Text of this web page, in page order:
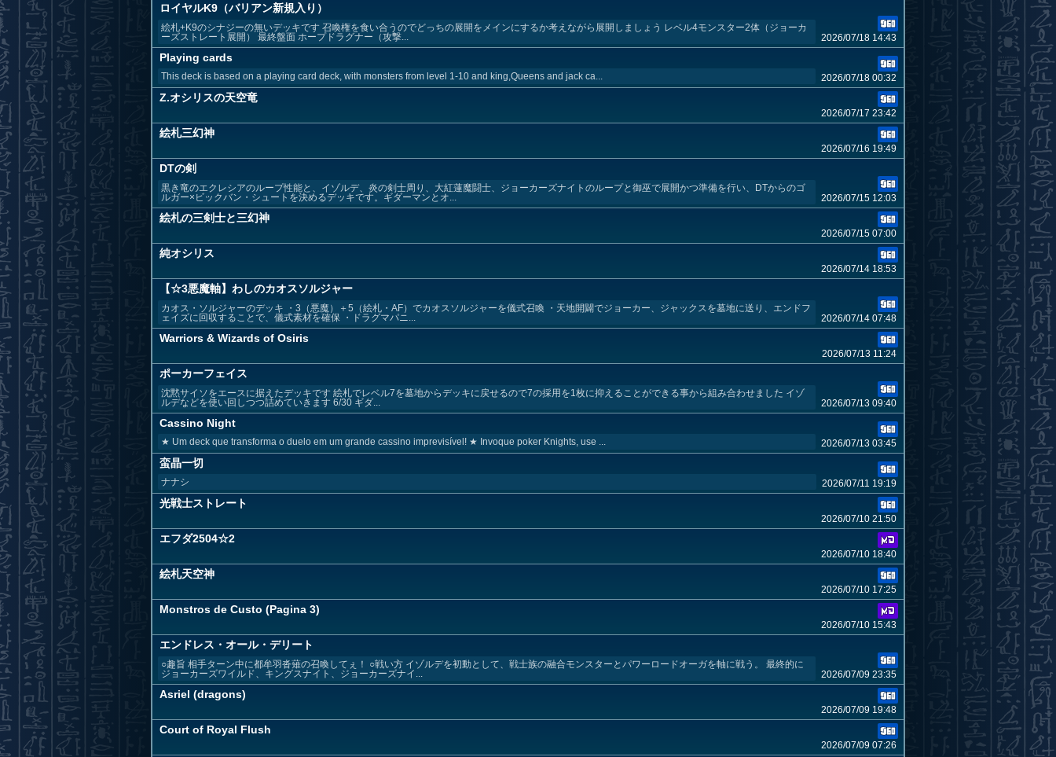
ロイヤルK9（バリアン新規入り）
絵札+K9のシナジーの無いデッキです 召喚権を食い合うのでどっちの展開をメインにするか考えながら展開しましょう レベル4モンスター2体（ジョーカ
ーズストレート展開） 最終盤面 ホープドラグナー（攻撃...
2026/07/18 14:43
Playing cards
This deck is based on a playing card deck, with monsters from level 1-10 and king,Queens and jack ca... 2026/07/18 00:32
Z.オシリスの天空竜
2026/07/17 23:42
絵札三幻神
2026/07/16 19:49
DTの剣
黒き竜のエクレシアのループ性能と、イゾルデ、炎の剣士周り、大紅蓮魔闘士、ジョーカーズナイトのループと御巫で展開かつ準備を行い、DTからのゴ
ルガー×ビックバン・シュートを決めるデッキです。ギダーマンとオ...
2026/07/15 12:03
絵札の三剣士と三幻神
2026/07/15 07:00
純オシリス
2026/07/14 18:53
【☆3悪魔軸】わしのカオスソルジャー
カオス・ソルジャーのデッキ ・3（悪魔）＋5（絵札・AF）でカオスソルジャーを儀式召喚 ・天地開闢でジョーカー、ジャックスを墓地に送り、エンドフ
ェイズに回収することで、儀式素材を確保 ・ドラグマパニ...
2026/07/14 07:48
Warriors & Wizards of Osiris
2026/07/13 11:24
ポーカーフェイス
沈黙サイソをエースに据えたデッキです 絵札でレベル7を墓地からデッキに戻せるので7の採用を1枚に抑えることができる事から組み合わせました イゾ
ルデなどを使い回しつつ詰めていきます 6/30 ギダ...
2026/07/13 09:40
Cassino Night
★ Um deck que transforma o duelo em um grande cassino imprevisível! ★ Invoque poker Knights, use ... 2026/07/13 03:45
蛮晶一切
ナナシ 2026/07/11 19:19
光戦士ストレート
2026/07/10 21:50
エフダ2504☆2
2026/07/10 18:40
絵札天空神
2026/07/10 17:25
Monstros de Custo (Pagina 3)
2026/07/10 15:43
エンドレス・オール・デリート
○趣旨 相手ターン中に都牟羽沓薙の召喚してぇ！ ○戦い方 イゾルデを初動として、戦士族の融合モンスターとパワーロードオーガを軸に戦う。 最終的に
ジョーカーズワイルド、キングスナイト、ジョーカーズナイ...
2026/07/09 23:35
Asriel (dragons)
2026/07/09 19:48
Court of Royal Flush
2026/07/09 07:26